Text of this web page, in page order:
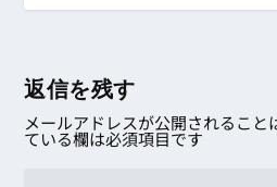
返信を残す
メールアドレスが公開されること
ている欄は必須項目です